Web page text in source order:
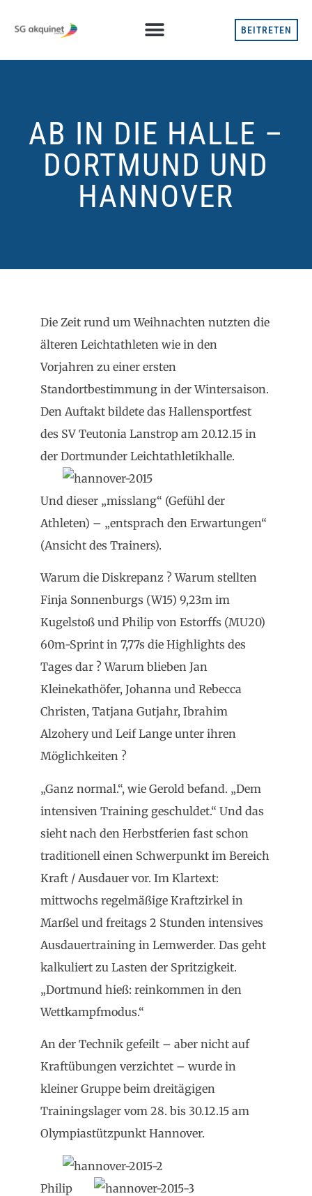
BEITRETEN
AB IN DIE HALLE –
DORTMUND UND
HANNOVER
Die Zeit rund um Weihnachten nutzten die
älteren Leichtathleten wie in den
Vorjahren zu einer ersten
Standortbestimmung in der Wintersaison.
Den Auftakt bildete das Hallensportfest
des SV Teutonia Lanstrop am 20.12.15 in
der Dortmunder Leichtathletikhalle.
Und dieser „misslang“ (Gefühl der
Athleten) – „entsprach den Erwartungen“
(Ansicht des Trainers).
Warum die Diskrepanz ? Warum stellten
Finja Sonnenburgs (W15) 9,23m im
Kugelstoß und Philip von Estorffs (MU20)
60m-Sprint in 7,77s die Highlights des
Tages dar ? Warum blieben Jan
Kleinekathöfer, Johanna und Rebecca
Christen, Tatjana Gutjahr, Ibrahim
Alzohery und Leif Lange unter ihren
Möglichkeiten ?
„Ganz normal.“, wie Gerold befand. „Dem
intensiven Training geschuldet.“ Und das
sieht nach den Herbstferien fast schon
traditionell einen Schwerpunkt im Bereich
Kraft / Ausdauer vor. Im Klartext:
mittwochs regelmäßige Kraftzirkel in
Marßel und freitags 2 Stunden intensives
Ausdauertraining in Lemwerder. Das geht
kalkuliert zu Lasten der Spritzigkeit.
„Dortmund hieß: reinkommen in den
Wettkampfmodus.“
An der Technik gefeilt – aber nicht auf
Kraftübungen verzichtet – wurde in
kleiner Gruppe beim dreitägigen
Trainingslager vom 28. bis 30.12.15 am
Olympiastützpunkt Hannover.
Philip